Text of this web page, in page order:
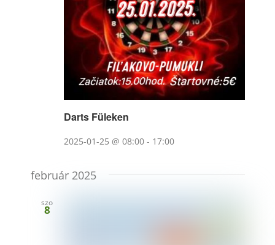
Darts Füleken
2025-01-25 @ 08:00- 17:00
február 2025
szo
8